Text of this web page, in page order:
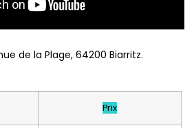
de la Plage, 64200 Biarritz.
Prix